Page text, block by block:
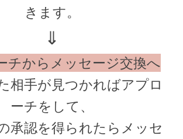
きます。
⇓
チからメッセージ交換へ
相手が見つかればアプロ
ーチをして、
承認を得られたらメッセ